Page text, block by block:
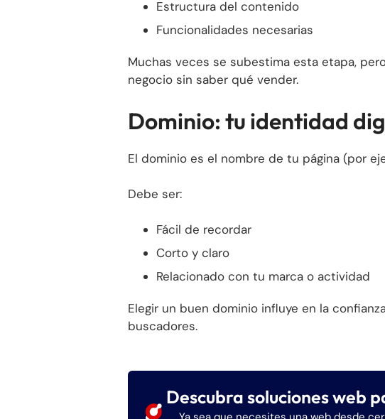
Estructura del contenido
Funcionalidades necesarias
Muchas veces se subestima esta etapa,
negocio sin saber qué vender.
Dominio: tu identidad
El dominio es el nombre de tu página (por
Debe ser:
Fácil de recordar
Corto y claro
Relacionado con tu marca o actividad
Elegir un buen dominio influye en la
buscadores.
Descubra soluciones web